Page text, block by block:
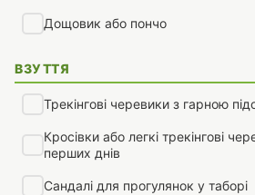
Дощовик або пончо
ВЗУТТЯ
Трекінгові черевики з гарною
Кросівки або легкі трекінгові
перших днів
Сандалі для прогулянок у таборі